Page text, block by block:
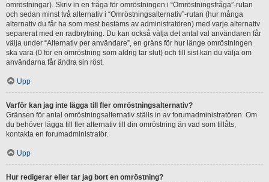
omröstningar). Skriv in en fråga för omröstningen i “Omröstningsfråga”-rutan
och sedan minst två alternativ i “Omröstningsalternativ”-rutan (hur många
alternativ du får ha som mest bestäms av administratören) med varje alternativ
separerat med en radbrytning. Du kan också välja det antal val användaren får
välja under “Alternativ per användare”, en gräns för hur länge omröstningen
ska vara (0 för en omröstning som aldrig tar slut) och till sist kan du välja om
användarna får ändra sin röst.
Upp
Varför kan jag inte lägga till fler omröstningsalternativ?
Gränsen för antal omröstningsalternativ ställs in av forumadministratören. Om
du behöver lägga till fler alternativ till din omröstning än vad som tillåts,
kontakta en forumadministratör.
Upp
Hur redigerar eller tar jag bort en omröstning?